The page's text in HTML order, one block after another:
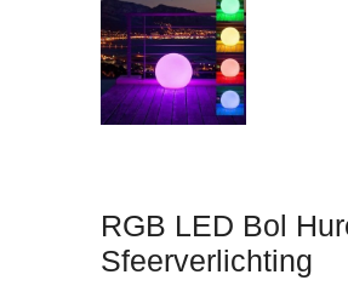
RGB LED Bol
Sfeerverlichting